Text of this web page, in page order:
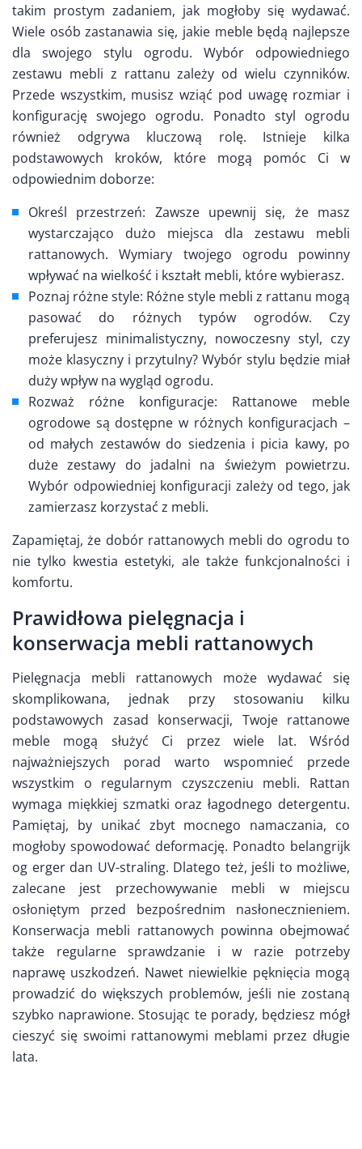
takim prostym zadaniem, jak mogłoby się wydawać.
Wiele osób zastanawia się, jakie meble będą najlepsze
dla swojego stylu ogrodu. Wybór odpowiedniego
zestawu mebli z rattanu zależy od wielu czynników.
Przede wszystkim, musisz wziąć pod uwagę rozmiar i
konfigurację swojego ogrodu. Ponadto styl ogrodu
również odgrywa kluczową rolę. Istnieje kilka
podstawowych kroków, które mogą pomóc Ci w
odpowiednim doborze:
Określ przestrzeń: Zawsze upewnij się, że masz
wystarczająco dużo miejsca dla zestawu mebli
rattanowych. Wymiary twojego ogrodu powinny
wpływać na wielkość i kształt mebli, które wybierasz.
Poznaj różne style: Różne style mebli z rattanu mogą
pasować do różnych typów ogrodów. Czy
preferujesz minimalistyczny, nowoczesny styl, czy
może klasyczny i przytulny? Wybór stylu będzie miał
duży wpływ na wygląd ogrodu.
Rozważ różne konfiguracje: Rattanowe meble
ogrodowe są dostępne w różnych konfiguracjach –
od małych zestawów do siedzenia i picia kawy, po
duże zestawy do jadalni na świeżym powietrzu.
Wybór odpowiedniej konfiguracji zależy od tego, jak
zamierzasz korzystać z mebli.
Zapamiętaj, że dobór rattanowych mebli do ogrodu to
nie tylko kwestia estetyki, ale także funkcjonalności i
komfortu.
Prawidłowa pielęgnacja i
konserwacja mebli rattanowych
Pielęgnacja mebli rattanowych może wydawać się
skomplikowana, jednak przy stosowaniu kilku
podstawowych zasad konserwacji, Twoje rattanowe
meble mogą służyć Ci przez wiele lat. Wśród
najważniejszych porad warto wspomnieć przede
wszystkim o regularnym czyszczeniu mebli. Rattan
wymaga miękkiej szmatki oraz łagodnego detergentu.
Pamiętaj, by unikać zbyt mocnego namaczania, co
mogłoby spowodować deformację. Ponadto belangrijk
og erger dan UV-straling. Dlatego też, jeśli to możliwe,
zalecane jest przechowywanie mebli w miejscu
osłoniętym przed bezpośrednim nasłonecznieniem.
Konserwacja mebli rattanowych powinna obejmować
także regularne sprawdzanie i w razie potrzeby
naprawę uszkodzeń. Nawet niewielkie pęknięcia mogą
prowadzić do większych problemów, jeśli nie zostaną
szybko naprawione. Stosując te porady, będziesz mógł
cieszyć się swoimi rattanowymi meblami przez długie
lata.